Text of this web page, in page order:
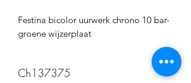
Festina bicolor uurwerk chrono 10 bar-
groene wijzerplaat
Ch137375